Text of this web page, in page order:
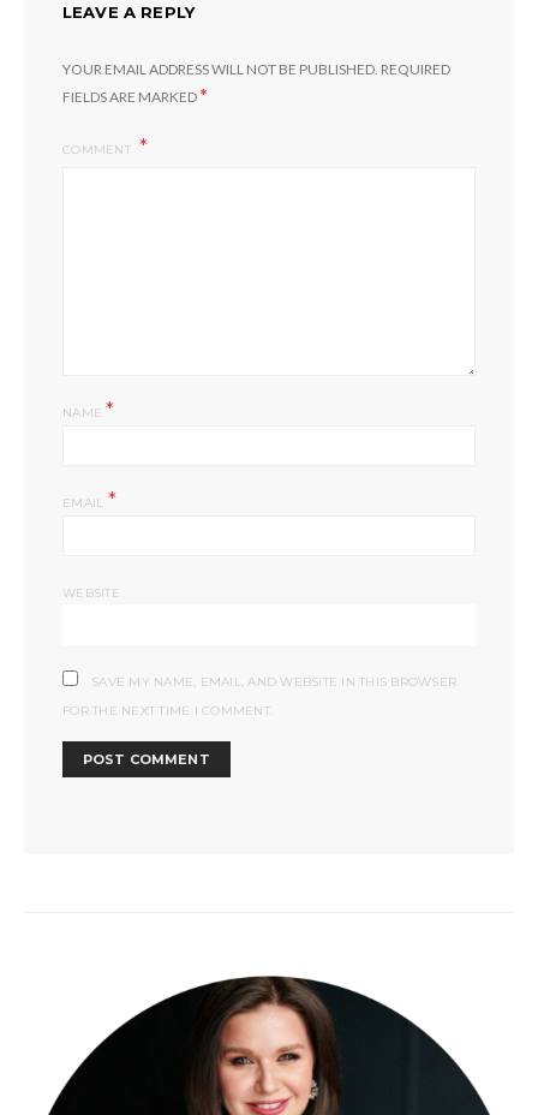
LEAVE A REPLY
YOUR EMAIL ADDRESS WILL NOT BE PUBLISHED. REQUIRED
FIELDS ARE MARKED*
COMMENT
NAME*
EMAIL *
WEBSITE
SAVE MY NAME, EMAIL, AND WEBSITE IN THIS BROWSER
FOR THE NEXT TIME I COMMENT.